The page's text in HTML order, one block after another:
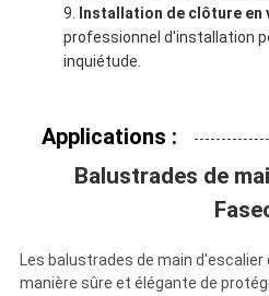
Installation de clôture en
professionnel d'installation
inquiétude.
Applications :
Balustrades de
Les balustrades de main
manière sûre et élégante de